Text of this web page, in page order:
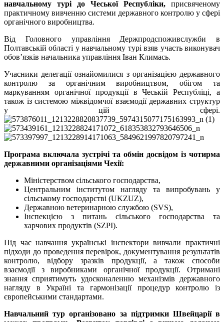
навчальному турі до Чеської Республіки, присвяченому
практичному вивченню системи державного контролю у сфері
органічного виробництва.
Від Головного управління Держпродспоживслужби в
Полтавській області у навчальному турі взяв участь виконувач
обов’язків начальника управління Іван Климась.
Учасники делегації ознайомилися з організацією державного
контролю за органічним виробництвом, обігом та
маркуванням органічної продукції в Чеській Республіці, а
також із системою міжвідомчої взаємодії державних структур
у цій сфері.
Програма включала зустрічі та обмін досвідом із чотирма
державними організаціями Чехії:
Міністерством сільського господарства,
Центральним інститутом нагляду та випробувань у
сільському господарстві (UKZUZ),
Державною ветеринарною службою (SVS),
Інспекцією з питань сільського господарства та
харчових продуктів (SZPI).
Під час навчання українські інспектори вивчали практичні
підходи до проведення перевірок, документування результатів
контролю, відбору зразків продукції, а також способи
взаємодії з виробниками органічної продукції. Отримані
знання сприятимуть удосконаленню механізмів державного
нагляду в Україні та гармонізації процедур контролю із
європейськими стандартами.
Навчальний тур організовано за підтримки Швейцарії в